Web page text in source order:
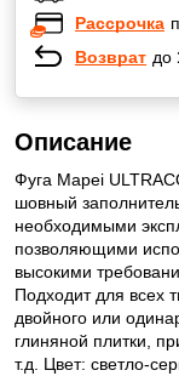
Рассрочка
Возврат до
Описание
Фуга Mapei
шовный
необходимыми
позволяющими
высокими
Подходит для всех
двойного или
глиняной плитки,
т.д. Цвет: светло-